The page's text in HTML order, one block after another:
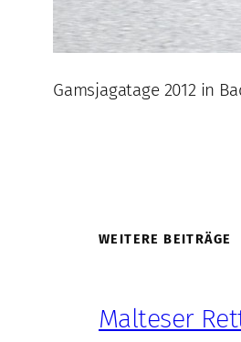
Gamsjagatage 2012 in
WEITERE BEITRÄGE
Malteser